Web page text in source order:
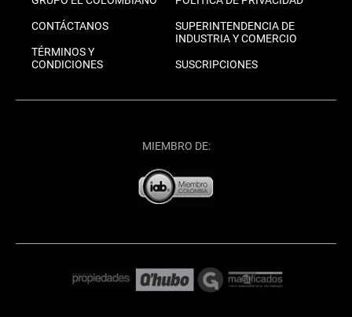
CONTÁCTANOS
TÉRMINOS Y
CONDICIONES
SUPERINTENDENCIA DE
INDUSTRIA Y COMERCIO
SUSCRIPCIONES
MIEMBRO DE: